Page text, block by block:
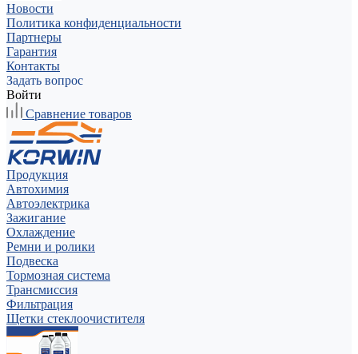
Новости
Политика конфиденциальности
Партнеры
Гарантия
Контакты
Задать вопрос
Войти
Сравнение товаров
Продукция
Автохимия
Автоэлектрика
Зажигание
Охлаждение
Ремни и ролики
Подвеска
Тормозная система
Трансмиссия
Фильтрация
Щетки стеклоочистителя